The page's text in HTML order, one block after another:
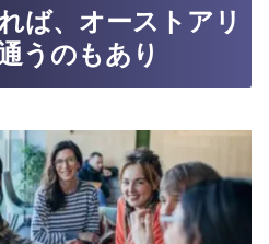
ば、オーストアリ
うのもあり